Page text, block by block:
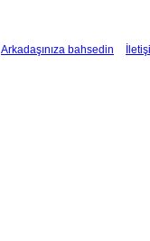
Arkadaşınıza bahsedin